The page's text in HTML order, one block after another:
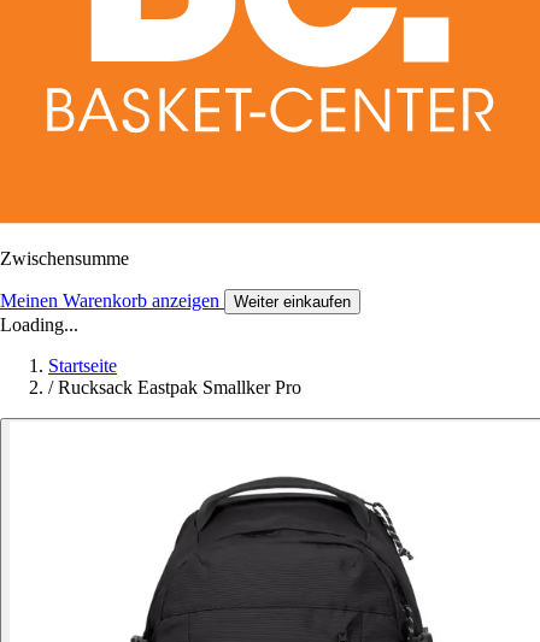
Zwischensumme
Meinen Warenkorb anzeigen Weiter einkaufen
Loading...
Startseite
/ Rucksack Eastpak Smallker Pro